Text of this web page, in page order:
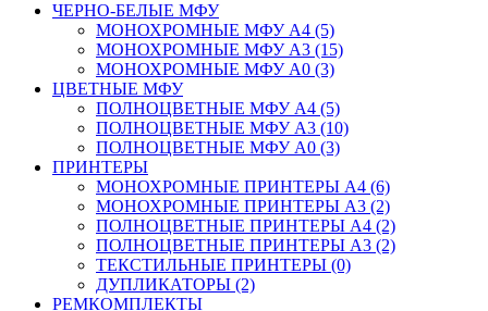
ЧЕРНО-БЕЛЫЕ МФУ
МОНОХРОМНЫЕ МФУ А4 (5)
МОНОХРОМНЫЕ МФУ А3 (15)
МОНОХРОМНЫЕ МФУ А0 (3)
ЦВЕТНЫЕ МФУ
ПОЛНОЦВЕТНЫЕ МФУ А4 (5)
ПОЛНОЦВЕТНЫЕ МФУ А3 (10)
ПОЛНОЦВЕТНЫЕ МФУ А0 (3)
ПРИНТЕРЫ
МОНОХРОМНЫЕ ПРИНТЕРЫ А4 (6)
МОНОХРОМНЫЕ ПРИНТЕРЫ А3 (2)
ПОЛНОЦВЕТНЫЕ ПРИНТЕРЫ А4 (2)
ПОЛНОЦВЕТНЫЕ ПРИНТЕРЫ А3 (2)
ТЕКСТИЛЬНЫЕ ПРИНТЕРЫ (0)
ДУПЛИКАТОРЫ (2)
РЕМКОМПЛЕКТЫ